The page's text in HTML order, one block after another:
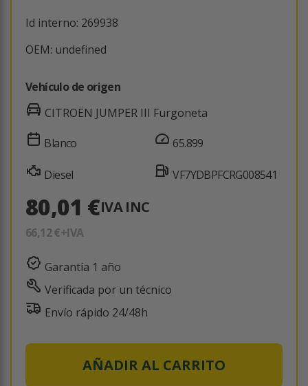
Id interno: 269938
OEM: undefined
Vehículo de origen
CITROËN JUMPER III Furgoneta
Blanco
Diesel
65.899
VF7YDBPFCRG008541
80,01 €IVA INC
66,12 €+IVA
Garantía 1 año
Verificada por un técnico
Envío rápido 24/48h
AÑADIR AL CARRITO